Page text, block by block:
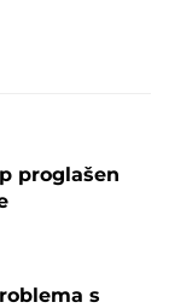
proglašen
s